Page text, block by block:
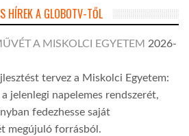
HÍREK A GLOBOTV-TŐL
A MISKOLCI EGYETEM 2026-
tervez a Miskolci Egyetem:
jelenlegi napelemes rendszerét,
fedezhesse saját
megújuló forrásból.